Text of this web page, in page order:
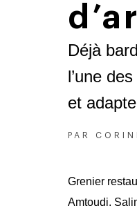
Déjà
l’une
et
PAR
Grenier
Amtoudi.